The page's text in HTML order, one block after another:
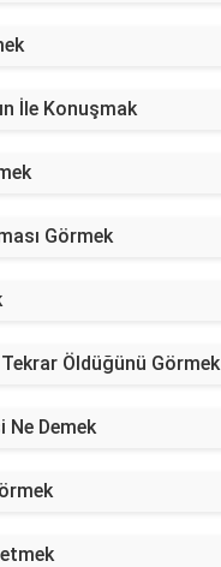
İle Konuşmak
Görmek
Öldüğünü Görmek
Ne Demek